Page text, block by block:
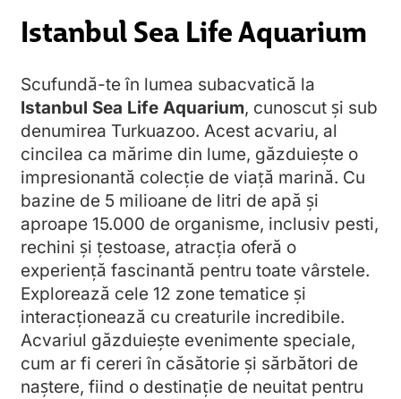
Istanbul Sea Life Aquarium
Scufundă-te în lumea subacvatică la
Istanbul Sea Life Aquarium, cunoscut și sub
denumirea Turkuazoo. Acest acvariu, al
cincilea ca mărime din lume, găzduiește o
impresionantă colecție de viață marină. Cu
bazine de 5 milioane de litri de apă și
aproape 15.000 de organisme, inclusiv pesti,
rechini și țestoase, atracția oferă o
experiență fascinantă pentru toate vârstele.
Explorează cele 12 zone tematice și
interacționează cu creaturile incredibile.
Acvariul găzduiește evenimente speciale,
cum ar fi cereri în căsătorie și sărbători de
naștere, fiind o destinație de neuitat pentru